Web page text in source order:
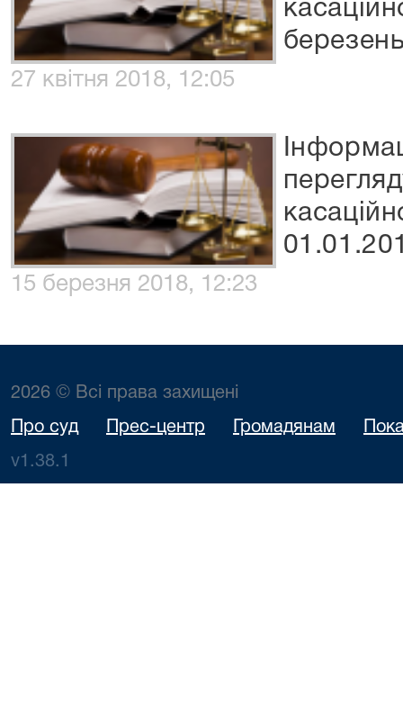
27 квітня 2018, 12:05
15 березня 2018, 12:23
2026 © Всі права захищені
Про суд Прес-центр Громадянам
v1.38.1